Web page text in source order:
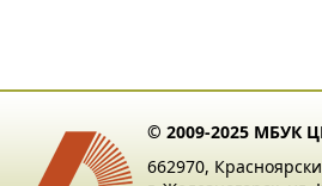
© 2009-2025 МБУК
662970,